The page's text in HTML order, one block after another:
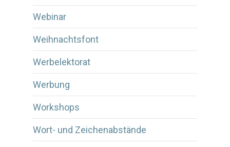
Webinar
Weihnachtsfont
Werbelektorat
Werbung
Workshops
Wort- und Zeichenabstände